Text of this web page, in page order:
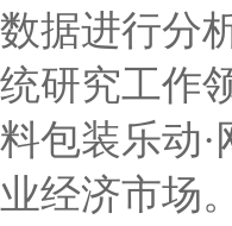
数据进行分
统研究工作
料包装乐动
业经济市场